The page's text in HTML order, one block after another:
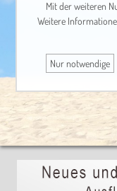
Mit der weiteren
Weitere
Nur notwendige